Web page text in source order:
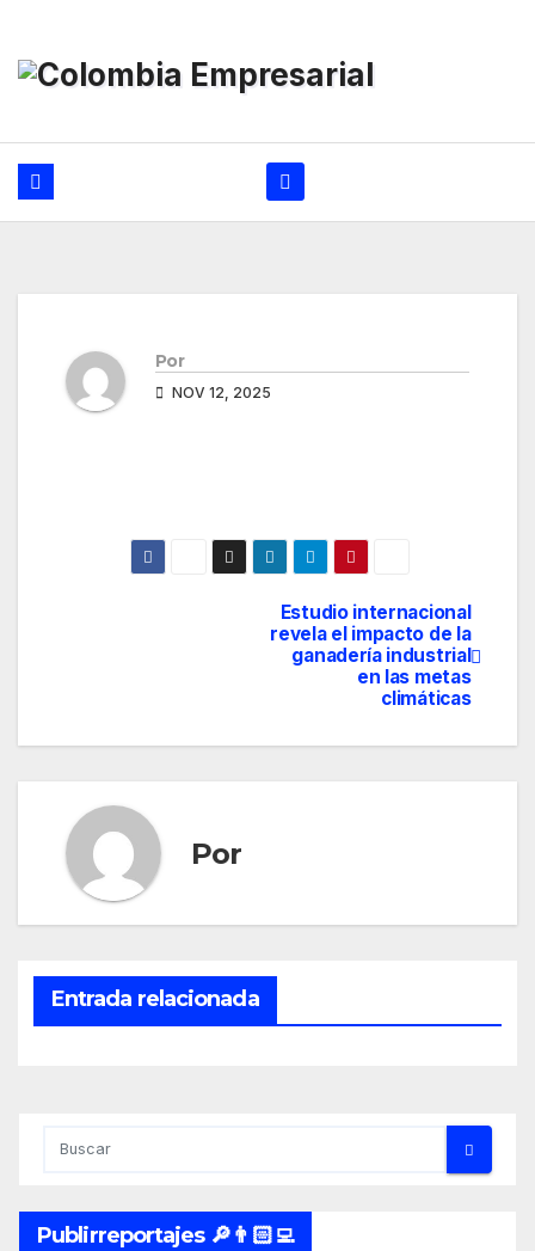
contenido
Por
NOV 12, 2025
Estudio internacional
revela el impacto de la
ganadería industrial
en las metas
climáticas
Por
Entrada relacionada
Publirreportajes 🔎👨🏻‍💻